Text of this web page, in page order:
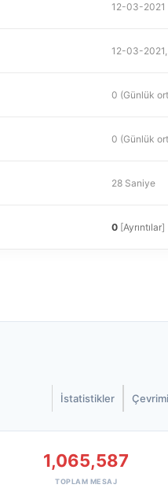
12-03-2021
12-03-
0 (Günlük
0 (Günlük
28 Saniye
0 [Ayrıntılar]
İstatistikler
1,065,587
TOPLAM MESAJ